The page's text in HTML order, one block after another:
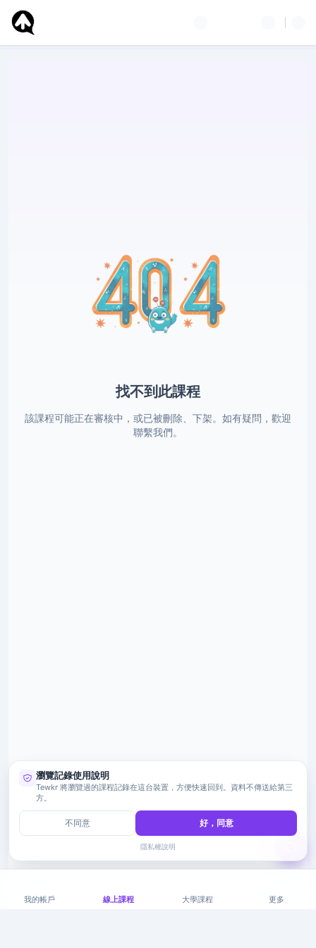
找不到此課程
該課程可能正在審核中，或已被刪除、下架。如有疑問，歡迎
聯繫我們。
我的帳戶 線上課程 大學課程 更多
瀏覽記錄使用說明
Tewkr 將瀏覽過的課程記錄在這台裝置，方便快速回到。資料不傳送給第三
方。
不同意 好，同意
隱私權說明